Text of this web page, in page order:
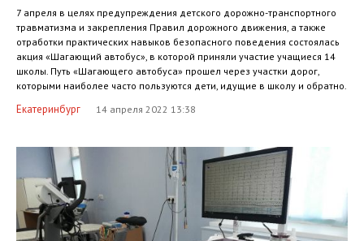
7 апреля в целях предупреждения детского дорожно-транспортного
травматизма и закрепления Правил дорожного движения, а также
отработки практических навыков безопасного поведения состоялась
акция «Шагающий автобус», в которой приняли участие учащиеся 14
школы. Путь «Шагающего автобуса» прошел через участки дорог,
которыми наиболее часто пользуются дети, идущие в школу и обратно.
Екатеринбург 14 апреля 2022 13:38